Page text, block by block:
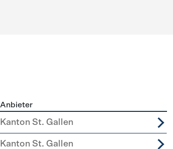
Anbieter
Kanton St. Gallen
Kanton St. Gallen